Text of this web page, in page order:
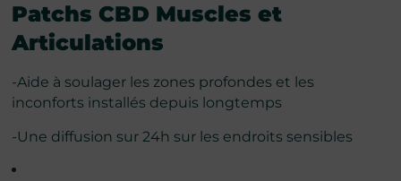
Patchs CBD Muscles et
Articulations
-Aide à soulager les zones profondes et les
inconforts installés depuis longtemps
-Une diffusion sur 24h sur les endroits sensibles